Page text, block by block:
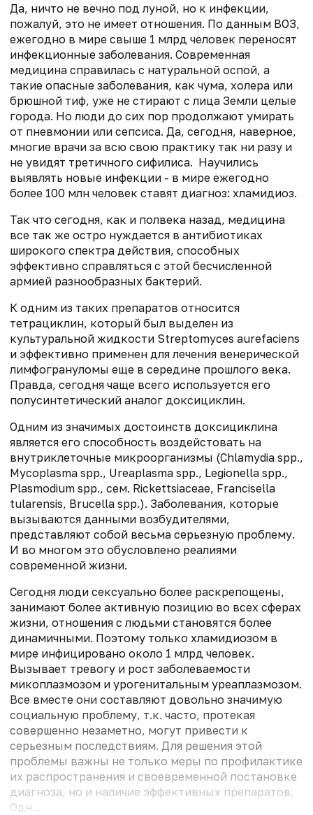
Да, ничто не вечно под луной, но к инфекции,
пожалуй, это не имеет отношения. По данным ВОЗ,
ежегодно в мире свыше 1 млрд человек переносят
инфекционные заболевания. Современная
медицина справилась с натуральной оспой, а
такие опасные заболевания, как чума, холера или
брюшной тиф, уже не стирают с лица Земли целые
города. Но люди до сих пор продолжают умирать
от пневмонии или сепсиса. Да, сегодня, наверное,
многие врачи за всю свою практику так ни разу и
не увидят третичного сифилиса. Научились
выявлять новые инфекции - в мире ежегодно
более 100 млн человек ставят диагноз: хламидиоз.
Так что сегодня, как и полвека назад, медицина
все так же остро нуждается в антибиотиках
широкого спект­ра действия, способных
эффективно справляться с этой бесчисленной
армией разно­образных бактерий.
К одним из таких препаратов относится
тетрациклин, который был выделен из
культуральной жидкости Streptomyces aurefaciens
и эффективно применен для лечения венерической
лимфогрануломы еще в середине прош­лого века.
Правда, сегодня чаще всего используется его
полусинтетический аналог доксициклин.
Одним из значимых достоинств доксициклина
является его способность воздейстовать на
внутриклеточные микроорганизмы (Chlamydia spp.,
Mycoplasma spp., Ureaplasma spp., Legionella spp.,
Plasmodium spp., сем. Rickettsiaceae, Francisella
tularensis, Brucella spp.). Заболевания, которые
вызываются данными возбудителями,
представляют собой весьма серьезную проблему.
И во многом это обусловлено реалиями
современной жизни.
Сегодня люди сексуально более раскрепощены,
занимают более активную позицию во всех сферах
жизни, отношения с людьми становятся более
динамичными. Поэтому только хламидиозом в
мире инфицировано около 1 млрд человек.
Вызывает тревогу и рост заболеваемости
микоплазмозом и урогенитальным уреаплазмозом.
Все вместе они составляют довольно значимую
социальную проблему, т.к. часто, протекая
совершенно незаметно, могут привести к
серьезным последствиям. Для решения этой
проблемы важны не только меры по профилактике
их распространения и своевременной постановке
диагноза, но и наличие эффективных препаратов.
Одн...